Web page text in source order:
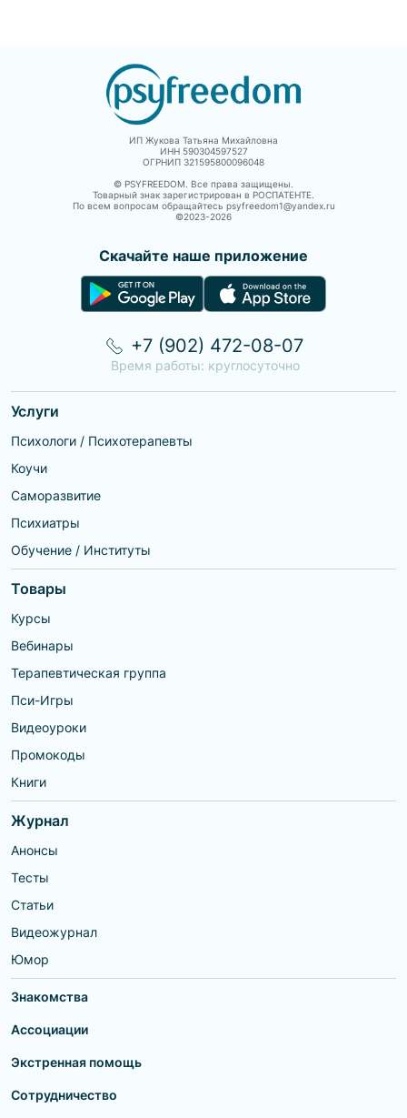
ИП Жукова Татьяна Михайловна
ИНН 590304597527
ОГРНИП 321595800096048
© PSYFREEDOM. Все права защищены.
Товарный знак зарегистрирован в РОСПАТЕНТЕ.
По всем вопросам обращайтесь psyfreedom1@yandex.ru
©2023-2026
Скачайте наше приложение
Услуги
Психологи / Психотерапевты
Коучи
Саморазвитие
Психиатры
Обучение / Институты
Товары
Курсы
Вебинары
Терапевтическая группа
Пси-Игры
Видеоуроки
Промокоды
Книги
Журнал
Анонсы
Тесты
Статьи
Видеожурнал
Юмор
Знакомства
Ассоциации
Экстренная помощь
Сотрудничество
+7 (902) 472-08-07
Время работы: круглосуточно